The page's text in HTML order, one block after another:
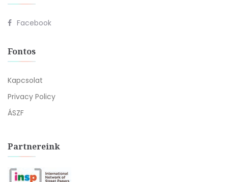
Facebook
Fontos
Kapcsolat
Privacy Policy
ÁSZF
Partnereink